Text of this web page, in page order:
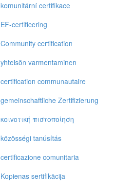
komunitární certifikace
EF-certificering
Community certification
yhteisön varmentaminen
certification communautaire
gemeinschaftliche Zertifizierung
κoιvoτική πιστoπoίηση
közösségi tanúsítás
certificazione comunitaria
Kopienas sertifikācija